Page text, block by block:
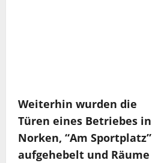
Weiterhin wurden die
Türen eines Betriebes in
Norken, “Am Sportplatz”
aufgehebelt und Räume